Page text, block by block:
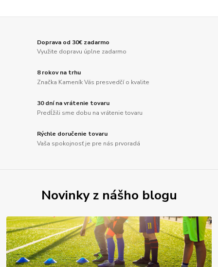
Doprava od 30€ zadarmo
Využite dopravu úplne zadarmo
8 rokov na trhu
Značka Kameník Vás presvedčí o kvalite
30 dní na vrátenie tovaru
Predĺžili sme dobu na vrátenie tovaru
Rýchle doručenie tovaru
Vaša spokojnosť je pre nás prvoradá
Novinky z nášho blogu